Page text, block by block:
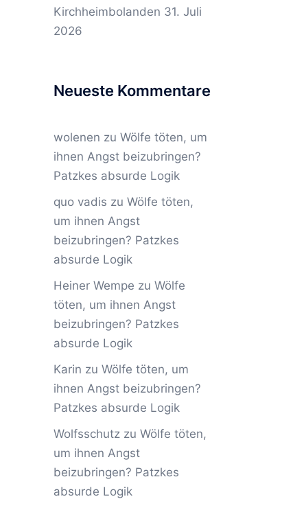
Kirchheimbolanden 31. Juli
2026
Neueste Kommentare
wolenen zu Wölfe töten, um
ihnen Angst beizubringen?
Patzkes absurde Logik
quo vadis zu Wölfe töten,
um ihnen Angst
beizubringen? Patzkes
absurde Logik
Heiner Wempe zu Wölfe
töten, um ihnen Angst
beizubringen? Patzkes
absurde Logik
Karin zu Wölfe töten, um
ihnen Angst beizubringen?
Patzkes absurde Logik
Wolfsschutzzu Wölfe töten,
um ihnen Angst
beizubringen? Patzkes
absurde Logik